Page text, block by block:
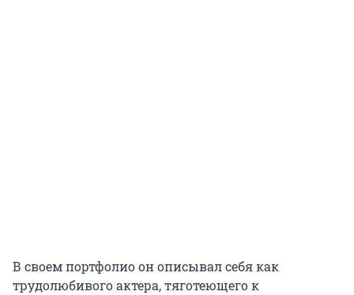
В своем портфолио он описывал себя как
трудолюбивого актера, тяготеющего к